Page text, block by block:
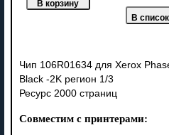
Чип 106R01634 для Xerox
Black -2K регион 1/3
Ресурс 2000 страниц
Совместим с принтерами: